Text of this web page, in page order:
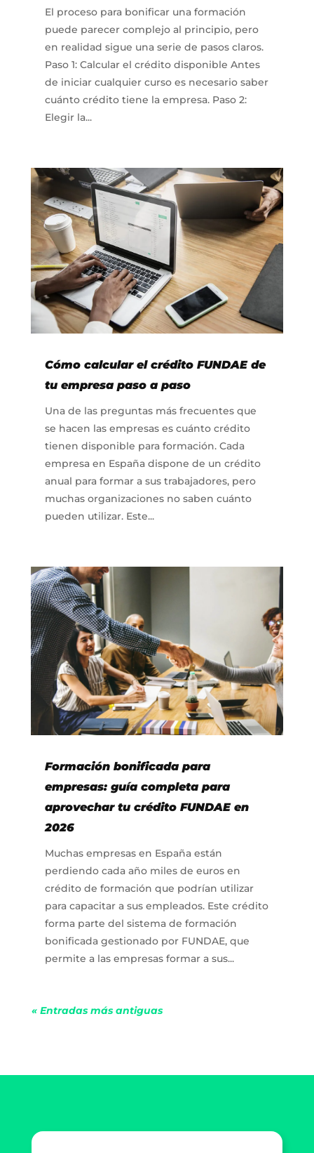
El proceso para bonificar una formación
puede parecer complejo al principio, pero
en realidad sigue una serie de pasos claros.
Paso 1: Calcular el crédito disponible Antes
de iniciar cualquier curso es necesario saber
cuánto crédito tiene la empresa. Paso 2:
Elegir la...
Cómo calcular el crédito FUNDAE de
tu empresa paso a paso
Una de las preguntas más frecuentes que
se hacen las empresas es cuánto crédito
tienen disponible para formación. Cada
empresa en España dispone de un crédito
anual para formar a sus trabajadores, pero
muchas organizaciones no saben cuánto
pueden utilizar. Este...
Formación bonificada para
empresas: guía completa para
aprovechar tu crédito FUNDAE en
2026
Muchas empresas en España están
perdiendo cada año miles de euros en
crédito de formación que podrían utilizar
para capacitar a sus empleados. Este crédito
forma parte del sistema de formación
bonificada gestionado por FUNDAE, que
permite a las empresas formar a sus...
« Entradas más antiguas